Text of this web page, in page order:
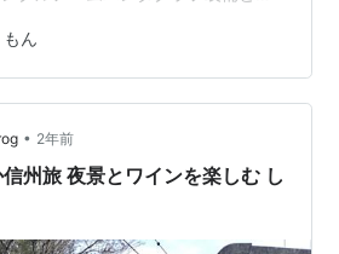
・テクノさかき－西上田 走行の撮
西上田で撮影。西上田駅構内だと
撮影できないのでこの場所の選択
架線の影が入り込みましたので、
ど調査すればよかったです。
（…
ん
• 2年前
ンを楽しむ し